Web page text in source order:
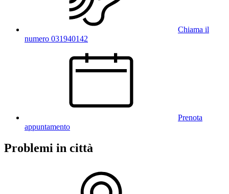
Chiama il
numero 031940142
Prenota
appuntamento
Problemi in città